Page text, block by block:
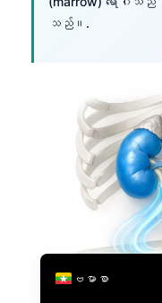
သည်။.
ဗမာစာ
English
العربية
Français
עִבְרִית
Italiano
Ελληνικά